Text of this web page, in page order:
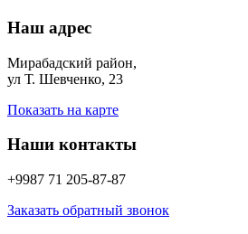
Наш адрес
Мирабадский район,
ул Т. Шевченко, 23
Показать на карте
Наши контакты
+9987 71 205-87-87
Заказать обратный звонок